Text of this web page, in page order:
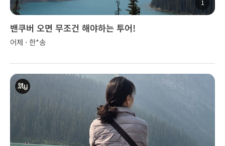
1
밴쿠버 오면 무조건 해야하는 투어!
어제 · 한*송